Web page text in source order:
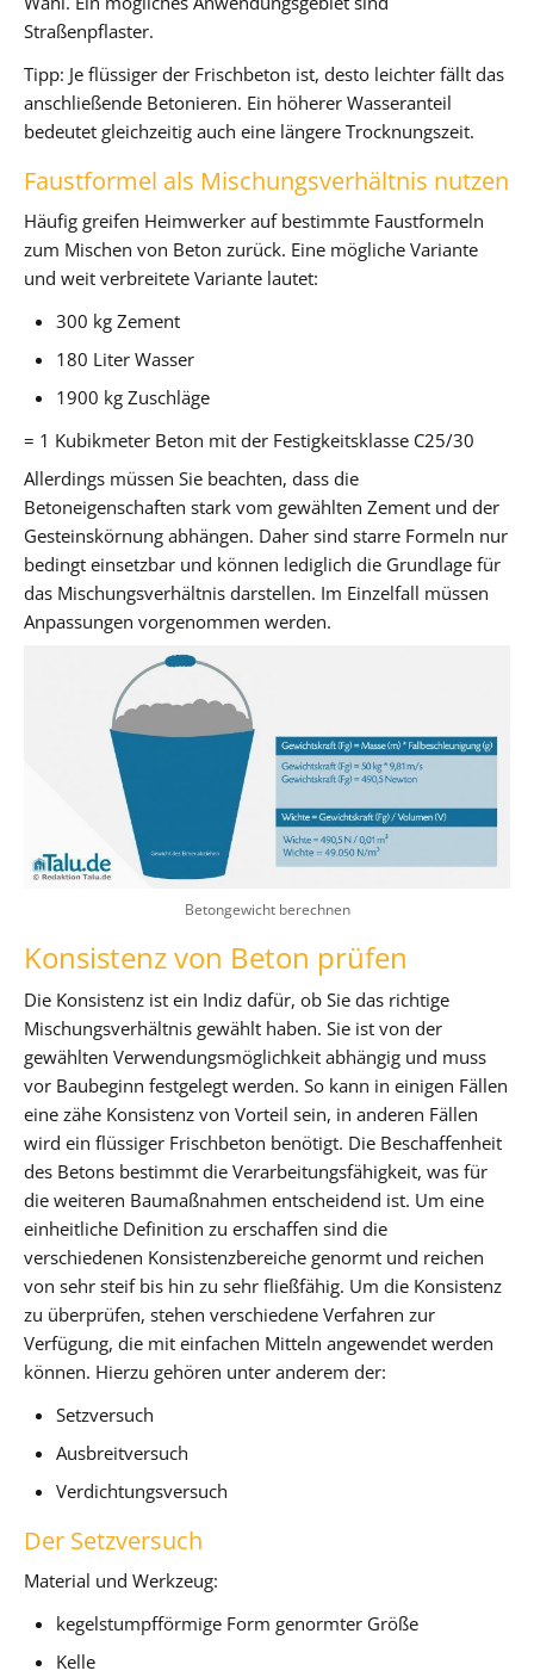
Straßenpflaster.
Tipp: Je flüssiger der Frischbeton ist, desto leichter fällt das
anschließende Betonieren. Ein höherer Wasseranteil
bedeutet gleichzeitig auch eine längere Trocknungszeit.
Faustformel als Mischungsverhältnis nutzen
Häufig greifen Heimwerker auf bestimmte Faustformeln
zum Mischen von Beton zurück. Eine mögliche Variante
und weit verbreitete Variante lautet:
300 kg Zement
180 Liter Wasser
1900 kg Zuschläge
= 1 Kubikmeter Beton mit der Festigkeitsklasse C25/30
Allerdings müssen Sie beachten, dass die
Betoneigenschaften stark vom gewählten Zement und der
Gesteinskörnung abhängen. Daher sind starre Formeln nur
bedingt einsetzbar und können lediglich die Grundlage für
das Mischungsverhältnis darstellen. Im Einzelfall müssen
Anpassungen vorgenommen werden.
Betongewicht berechnen
Konsistenz von Beton prüfen
Die Konsistenz ist ein Indiz dafür, ob Sie das richtige
Mischungsverhältnis gewählt haben. Sie ist von der
gewählten Verwendungsmöglichkeit abhängig und muss
vor Baubeginn festgelegt werden. So kann in einigen Fällen
eine zähe Konsistenz von Vorteil sein, in anderen Fällen
wird ein flüssiger Frischbeton benötigt. Die Beschaffenheit
des Betons bestimmt die Verarbeitungsfähigkeit, was für
die weiteren Baumaßnahmen entscheidend ist. Um eine
einheitliche Definition zu erschaffen sind die
verschiedenen Konsistenzbereiche genormt und reichen
von sehr steif bis hin zu sehr fließfähig. Um die Konsistenz
zu überprüfen, stehen verschiedene Verfahren zur
Verfügung, die mit einfachen Mitteln angewendet werden
können. Hierzu gehören unter anderem der:
Setzversuch
Ausbreitversuch
Verdichtungsversuch
Der Setzversuch
Material und Werkzeug:
kegelstumpfförmige Form genormter Größe
Kelle